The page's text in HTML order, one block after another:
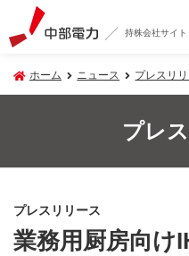
持株会社サイト
ホーム ニュース プレスリ
プレ
プレスリリース
業務用厨房向け